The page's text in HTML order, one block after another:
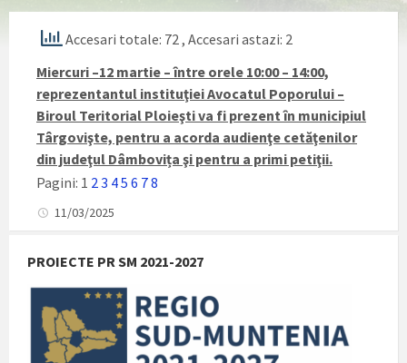
Accesari totale: 72 , Accesari astazi: 2
Miercuri –12 martie – între orele 10:00 – 14:00,
reprezentantul instituţiei Avocatul Poporului –
Biroul Teritorial Ploieşti va fi prezent în municipiul
Târgovişte, pentru a acorda audienţe cetăţenilor
din judeţul Dâmbovița şi pentru a primi petiţii.
Pagini: 1 2 3 45 6 78
11/03/2025
PROIECTE PR SM 2021-2027